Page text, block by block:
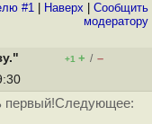
#1 Наверх
Cообщить
модератору
+1 + / –
первый!Следующее: